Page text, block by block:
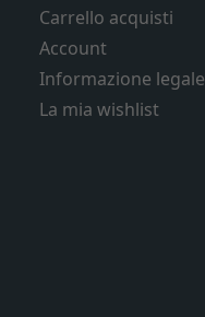
Carrello acquisti
Account
Informazione legale
La mia wishlist